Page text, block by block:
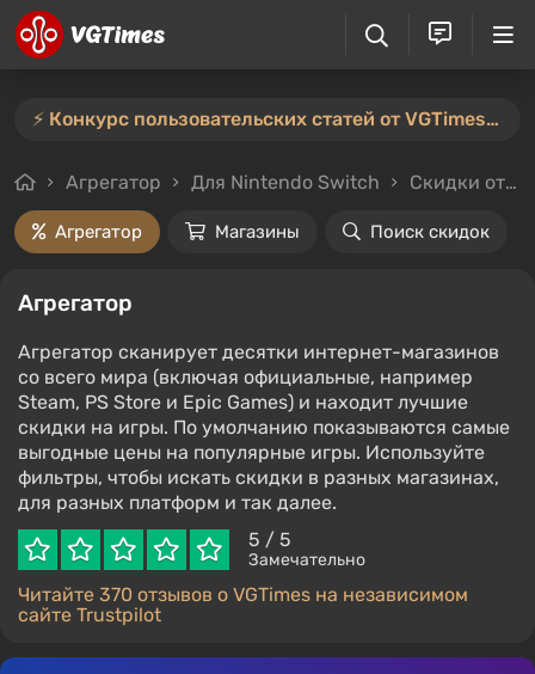
⚡️ Конкурс пользовательских статей от VGTimes продлён — участвуйте тут ⚡️
Агрегатор Для Nintendo Switch Скидки от 70%
Агрегатор Магазины Поиск скидок
Агрегатор
Агрегатор сканирует десятки интернет-магазинов
со всего мира (включая официальные, например
Steam, PS Store и Epic Games) и находит лучшие
скидки на игры. По умолчанию показываются самые
выгодные цены на популярные игры. Используйте
фильтры, чтобы искать скидки в разных магазинах,
для разных платформ и так далее.
5 / 5
Замечательно
Читайте 370 отзывов о VGTimes на независимом
сайте Trustpilot